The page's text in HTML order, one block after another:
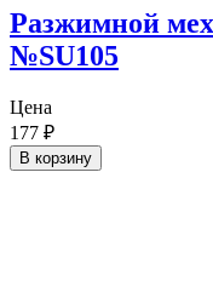
Разжимной
№SU105
Цена
177 ₽
В корзину